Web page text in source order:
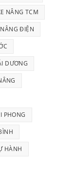
NÂNG TCM
ĐIỆN
DƯƠNG
PHONG
HÀNH